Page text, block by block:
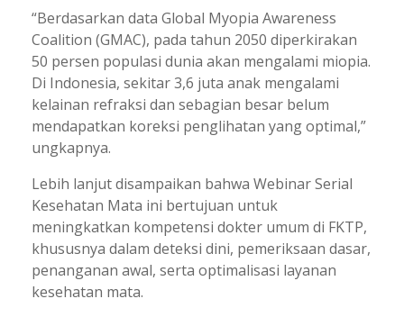
“Berdasarkan data Global Myopia Awareness
Coalition (GMAC), pada tahun 2050 diperkirakan
50 persen populasi dunia akan mengalami miopia.
Di Indonesia, sekitar 3,6 juta anak mengalami
kelainan refraksi dan sebagian besar belum
mendapatkan koreksi penglihatan yang optimal,”
ungkapnya.
Lebih lanjut disampaikan bahwa Webinar Serial
Kesehatan Mata ini bertujuan untuk
meningkatkan kompetensi dokter umum di FKTP,
khususnya dalam deteksi dini, pemeriksaan dasar,
penanganan awal, serta optimalisasi layanan
kesehatan mata.